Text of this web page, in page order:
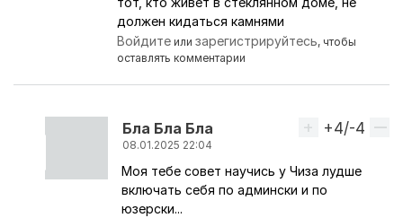
должен кидаться камнями
Войдите илизарегистрируйтесь, чтобы
оставлять комментарии
Бла Бла Бла
08.01.2025 22:04
Ответ на комментарий пользователя
Вверх
+4/-4
Моя тебе совет научись у Чиза лудше
включать себя по админски и по
юзерски...